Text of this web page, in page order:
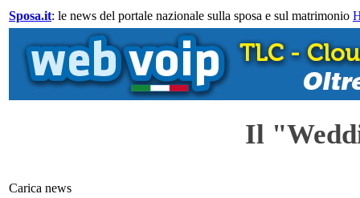
Sposa.it: le news del portale nazionale sulla sposa e sul matrimonio
Carica news
Il